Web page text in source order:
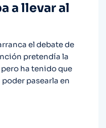
a llevar al
el debate de
pretendía la
ha tenido que
pasearla en